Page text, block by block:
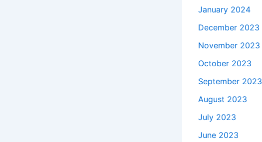
January 2024
December 2023
November 2023
October 2023
September 2023
August 2023
July 2023
June 2023